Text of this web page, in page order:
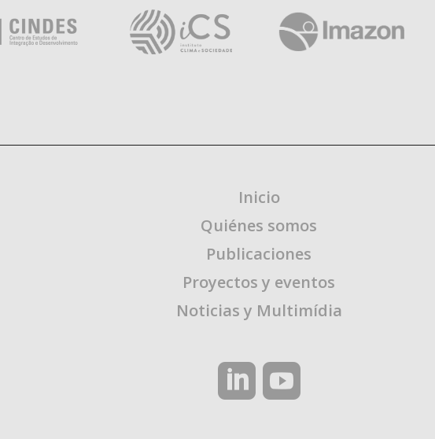
Inicio
Quiénes somos
Publicaciones
Proyectos y eventos
Noticias y Multimídia